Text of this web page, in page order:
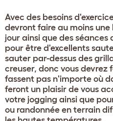
Avec des besoins
devront faire au moins
jour ainsi que des séances
pour être d'excellents
sauter par-dessus des
creuser, donc vous devrez
fassent pas n'importe où
feront un plaisir de vous
votre jogging ainsi que
ou randonnée en terrain